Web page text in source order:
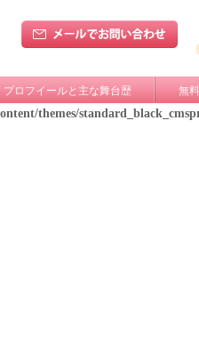
プロフイールと主な舞台歴 無
themes/